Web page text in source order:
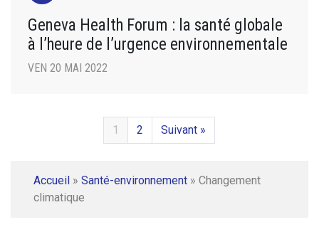
Geneva Health Forum : la santé globale
à l’heure de l’urgence environnementale
VEN 20 MAI 2022
1 2 Suivant »
Accueil » Santé-environnement » Changement
climatique